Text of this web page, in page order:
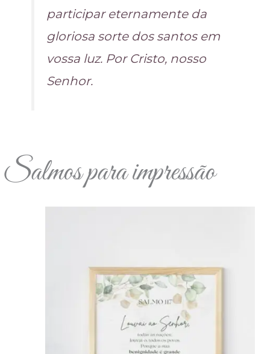
participar eternamente da
gloriosa sorte dos santos em
vossa luz. Por Cristo, nosso
Senhor.
Salmos para impressão